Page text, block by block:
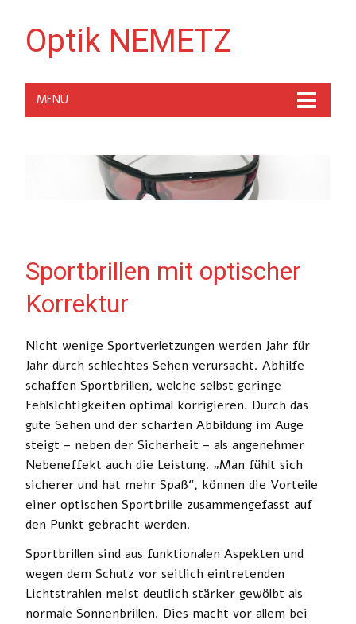
Optik NEMETZ
MENU
Sportbrillen mit optischer
Korrektur
Nicht wenige Sportverletzungen werden Jahr für
Jahr durch schlechtes Sehen verursacht. Abhilfe
schaffen Sportbrillen, welche selbst geringe
Fehlsichtigkeiten optimal korrigieren. Durch das
gute Sehen und der scharfen Abbildung im Auge
steigt – neben der Sicherheit – als angenehmer
Nebeneffekt auch die Leistung. „Man fühlt sich
sicherer und hat mehr Spaß“, können die Vorteile
einer optischen Sportbrille zusammengefasst auf
den Punkt gebracht werden.
Sportbrillen sind aus funktionalen Aspekten und
wegen dem Schutz vor seitlich eintretenden
Lichtstrahlen meist deutlich stärker gewölbt als
normale Sonnenbrillen. Dies macht vor allem bei